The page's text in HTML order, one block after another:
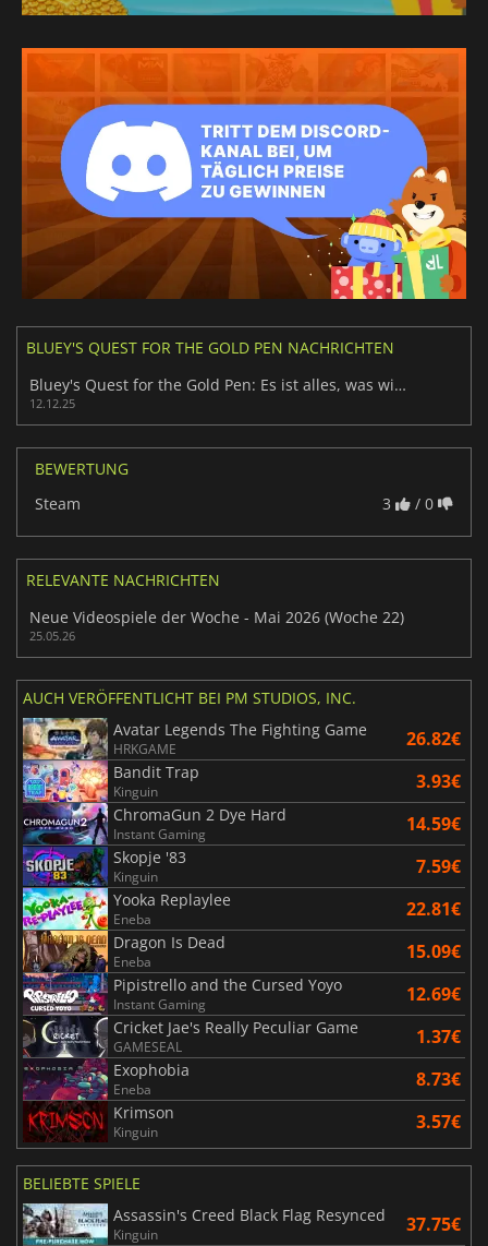
BLUEY'S QUEST FOR THE GOLD PEN NACHRICHTEN
Bluey's Quest for the Gold Pen: Es ist alles, was wir uns vorgestellt haben
12.12.25
BEWERTUNG
Steam
3 / 0
RELEVANTE NACHRICHTEN
Neue Videospiele der Woche - Mai 2026 (Woche 22)
25.05.26
AUCH VERÖFFENTLICHT BEI PM STUDIOS, INC.
Avatar Legends The Fighting Game
HRKGAME 26.82€
Bandit Trap
Kinguin 3.93€
ChromaGun 2 Dye Hard
Instant Gaming 14.59€
Skopje '83
Kinguin 7.59€
Yooka Replaylee
Eneba 22.81€
Dragon Is Dead
Eneba 15.09€
Pipistrello and the Cursed Yoyo
Instant Gaming 12.69€
Cricket Jae's Really Peculiar Game
GAMESEAL 1.37€
Exophobia
Eneba 8.73€
Krimson
Kinguin 3.57€
BELIEBTE SPIELE
Assassin's Creed Black Flag Resynced
Kinguin 37.75€